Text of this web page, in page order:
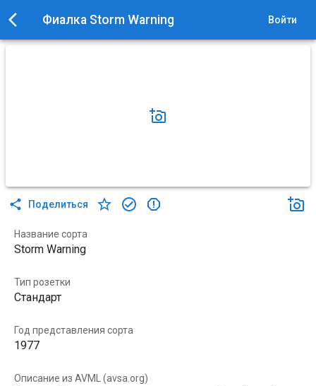
Фиалка Storm Warning Войти
Поделиться
Название сорта
Storm Warning
Тип розетки
Стандарт
Год представления сорта
1977
Описание из AVML (avsa.org)